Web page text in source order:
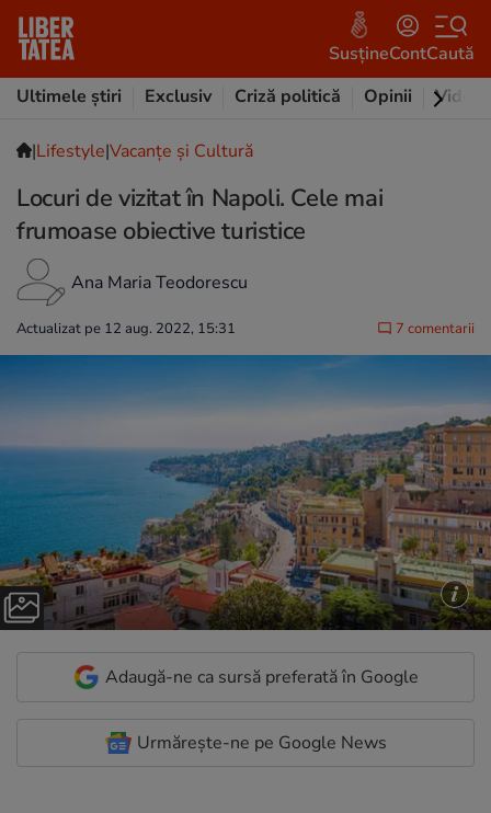
SusțineContCaută
Ultimele știri
Exclusiv Criză politică Opinii Video
|Lifestyle|Vacanțe și Cultură
Locuri de vizitat în Napoli. Cele mai
frumoase obiective turistice
Ana Maria Teodorescu
Actualizat pe 12 aug. 2022, 15:31 7 comentarii
Adaugă-ne ca sursă preferată în Google
Urmărește-ne pe Google News